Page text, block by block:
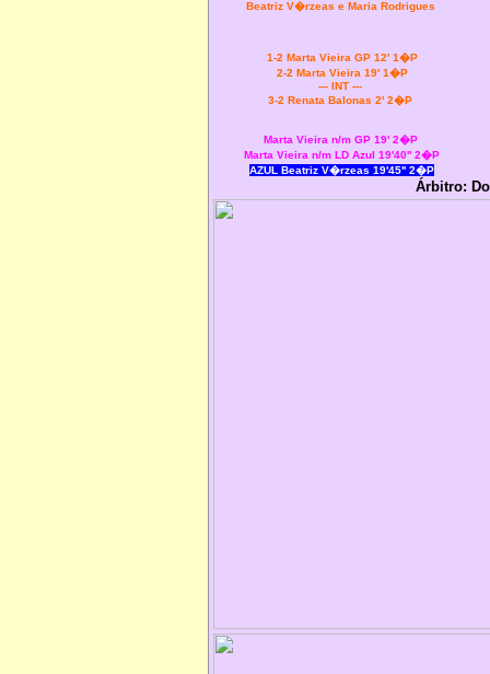
Beatriz V�rzeas e Maria Rodrigues
1-2 Marta Vieira GP 12' 1�P
2-2 Marta Vieira 19' 1�P
--- INT ---
3-2 Renata Balonas 2' 2�P
Marta Vieira n/m GP 19' 2�P
Marta Vieira n/m LD Azul 19'40'' 2�P
AZUL Beatriz V�rzeas 19'45'' 2�P
Árbitro: